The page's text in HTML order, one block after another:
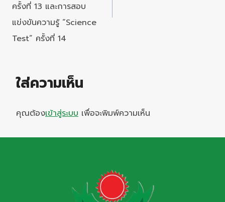
ครั้งที่ 13 และการสอบ
แข่งขันความรู้ “Science
Test” ครั้งที่ 14
ใส่ความเห็น
คุณต้องเข้าสู่ระบบ เพื่อจะพิมพ์ความเห็น